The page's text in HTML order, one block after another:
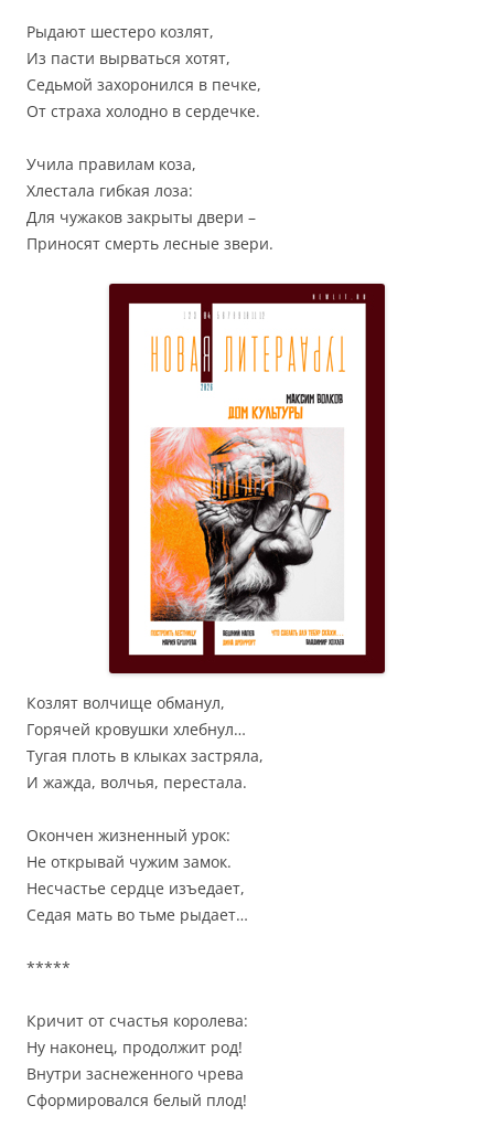
Рыдают шестеро козлят,
Из пасти вырваться хотят,
Седьмой захоронился в печке,
От страха холодно в сердечке.
Учила правилам коза,
Хлестала гибкая лоза:
Для чужаков закрыты двери –
Приносят смерть лесные звери.
Козлят волчище обманул,
Горячей кровушки хлебнул…
Тугая плоть в клыках застряла,
И жажда, волчья, перестала.
Окончен жизненный урок:
Не открывай чужим замок.
Несчастье сердце изъедает,
Седая мать во тьме рыдает…
*****
Кричит от счастья королева:
Ну наконец, продолжит род!
Внутри заснеженного чрева
Сформировался белый плод!